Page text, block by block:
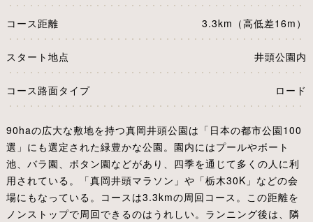
コース距離 3.3km（高低差16m）
スタート地点 井頭公園内
コース路面タイプ ロード
90haの広大な敷地を持つ真岡井頭公園は「日本の都市公園100
選」にも選定された緑豊かな公園。園内にはプールやボート
池、バラ園、ボタン園などがあり、四季を通じて多くの人に利
用されている。「真岡井頭マラソン」や「栃木30K」などの会
場にもなっている。コースは3.3kmの周回コース。この距離を
ノンストップで周回できるのはうれしい。ランニング後は、隣